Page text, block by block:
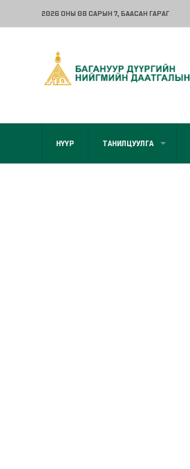
2026 ОНЫ 08 САРЫН 7, БААСАН ГАРАГ
НҮҮР ТАНИЛЦУУЛГА